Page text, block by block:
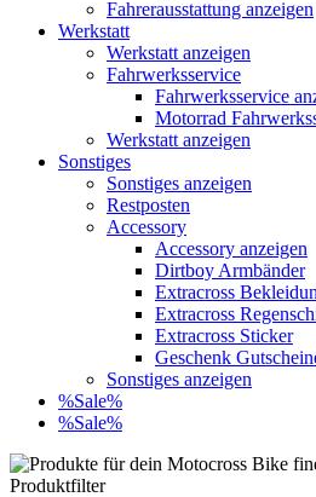
Fahrerausstattung anzeigen
Werkstatt
Werkstatt anzeigen
Fahrwerksservice
Fahrwerksservice
Motorrad
Werkstatt anzeigen
Sonstiges
Sonstiges anzeigen
Restposten
Accessory
Accessory anzeigen
Dirtboy Armbänder
Extracross
Extracross
Extracross Sticker
Geschenk
Sonstiges anzeigen
%Sale%
%Sale%